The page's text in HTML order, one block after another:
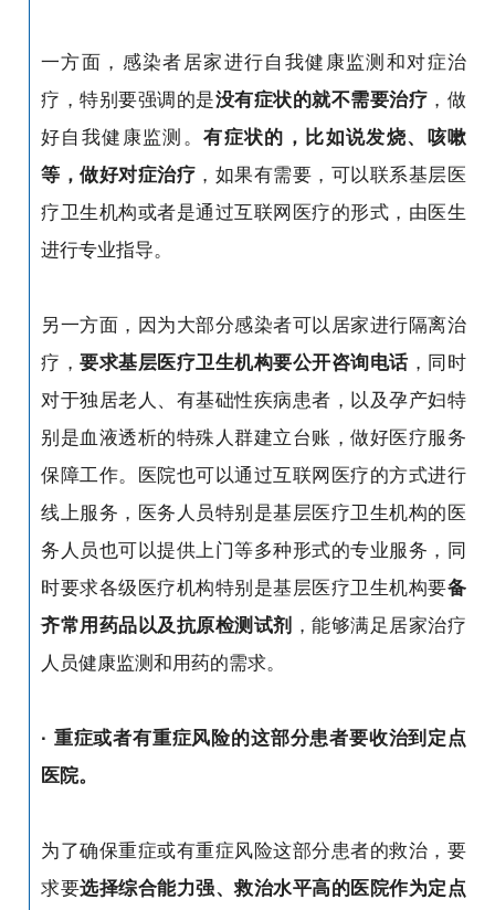
一方面，感染者居家进行自我健康监测和对症治
疗，特别要强调的是没有症状的就不需要治疗 ，做
好自我健康监测。有症状的，比如说发烧、咳嗽
等，做好对症治疗 ，如果有需要，可以联系基层医
疗卫生机构或者是通过互联网医疗的形式，由医生
进行专业指导。
另一方面，因为大部分感染者可以居家进行隔离治
疗，要求基层医疗卫生机构要公开咨询电话，同时
对于独居老人、有基础性疾病患者，以及孕产妇特
别是血液透析的特殊人群建立台账，做好医疗服务
保障工作。医院也可以通过互联网医疗的方式进行
线上服务，医务人员特别是基层医疗卫生机构的医
务人员也可以提供上门等多种形式的专业服务，同
时要求各级医疗机构特别是基层医疗卫生机构要备
齐常用药品以及抗原检测试剂 ，能够满足居家治疗
人员健康监测和用药的需求。
· 重症或者有重症风险的这部分患者要收治到定点
医院。
为了确保重症或有重症风险这部分患者的救治，要
求要选择综合能力强、救治水平高的医院作为定点